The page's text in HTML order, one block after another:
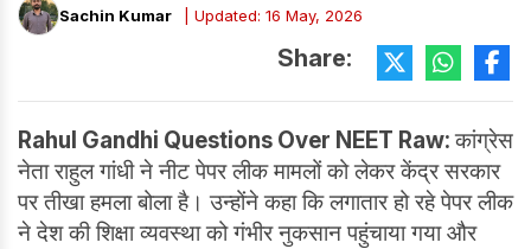
Sachin Kumar | Updated: 16 May, 2026
Share:
Rahul Gandhi Questions Over NEET Raw:कांग्रेस
नेता राहुल गांधी ने नीट पेपर लीक मामलों को लेकर केंद्र सरकार
पर तीखा हमला बोला है। उन्होंने कहा कि लगातार हो रहे पेपर लीक
ने देश की शिक्षा व्यवस्था को गंभीर नुकसान पहुंचाया गया और